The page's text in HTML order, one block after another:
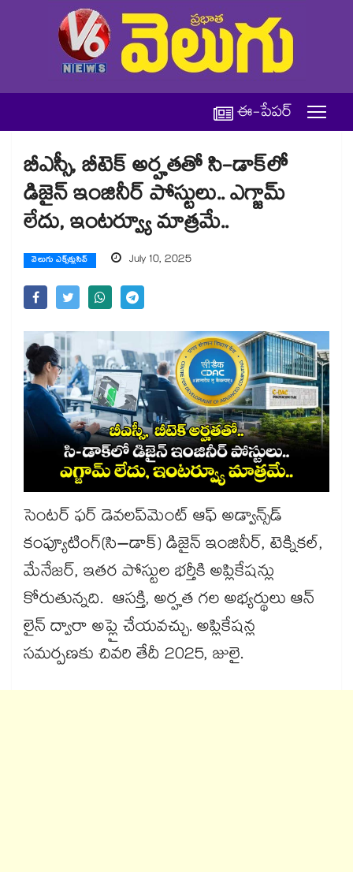
ఈ-పేపర్
బీఎస్సీ, బీటెక్ అర్హతతో సి-డాక్⁬లో
డిజైన్ ఇంజినీర్ పోస్టులు.. ఎగ్జామ్
లేదు, ఇంటర్వ్యూ మాత్రమే..
వెలుగు ఎక్స్‌క్లుసివ్ July 10, 2025
సెంటర్ ఫర్ డెవలప్​మెంట్ ఆఫ్ ​అడ్వాన్స్​డ్
కంప్యూటింగ్(సి–డాక్) డిజైన్ ఇంజినీర్, టెక్నికల్,
మేనేజర్, ఇతర పోస్టుల భర్తీకి అప్లికేషన్లు
కోరుతున్నది. ఆసక్తి, అర్హత గల అభ్యర్థులు ఆన్​
లైన్ ద్వారా అప్లై చేయవచ్చు. అప్లికేషన్ల
సమర్పణకు చివరి తేదీ 2025, జులై.